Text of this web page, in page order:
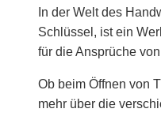
In der Welt des
Schlüssel, ist ein
für die Ansprüche
Ob beim Öffnen von
mehr über die